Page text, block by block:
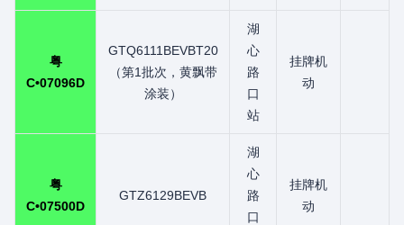
粤
C•07096D
GTQ6111BEVBT20
（第1批次，黄飘带
涂装）
湖
心
路
口
站
挂牌机
动
粤
C•07500D
GTZ6129BEVB
湖
心
路
口
挂牌机
动